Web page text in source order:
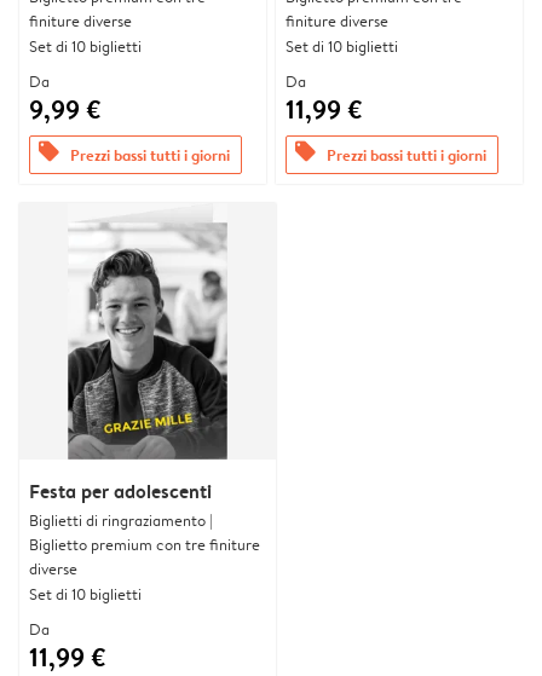
finiture diverse
Set di 10 biglietti
Da
9,99 €
offers Prezzi bassi tutti i giorni
finiture diverse
Set di 10 biglietti
Da
11,99 €
offers Prezzi bassi tutti i giorni
Festa per adolescenti
Biglietti di ringraziamento |
Biglietto premium con tre finiture
diverse
Set di 10 biglietti
Da
11,99 €